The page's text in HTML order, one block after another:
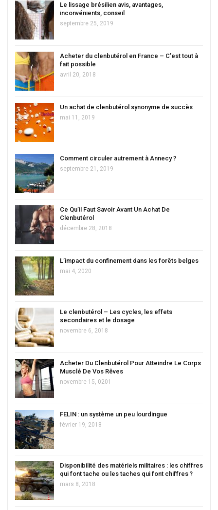
Le lissage brésilien avis, avantages,
inconvénients, conseil
septembre 25, 2019
Acheter du clenbutérol en France – C’est tout à
fait possible
avril 20, 2018
Un achat de clenbutérol synonyme de succès
mai 11, 2019
Comment circuler autrement à Annecy ?
septembre 21, 2019
Ce Qu’il Faut Savoir Avant Un Achat De
Clenbutérol
décembre 28, 2018
L’impact du confinement dans les forêts belges
mai 4, 2020
Le clenbutérol – Les cycles, les effets
secondaires et le dosage
novembre 6, 2018
Acheter Du Clenbutérol Pour Atteindre Le Corps
Musclé De Vos Rêves
novembre 15, 0201
FELIN : un système un peu lourdingue
février 19, 2018
Disponibilité des matériels militaires : les chiffres
qui font tache ou les taches qui font chiffres ?
mars 8, 2018